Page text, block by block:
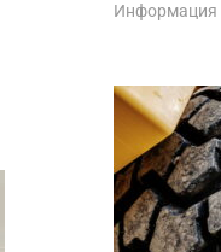
Информация